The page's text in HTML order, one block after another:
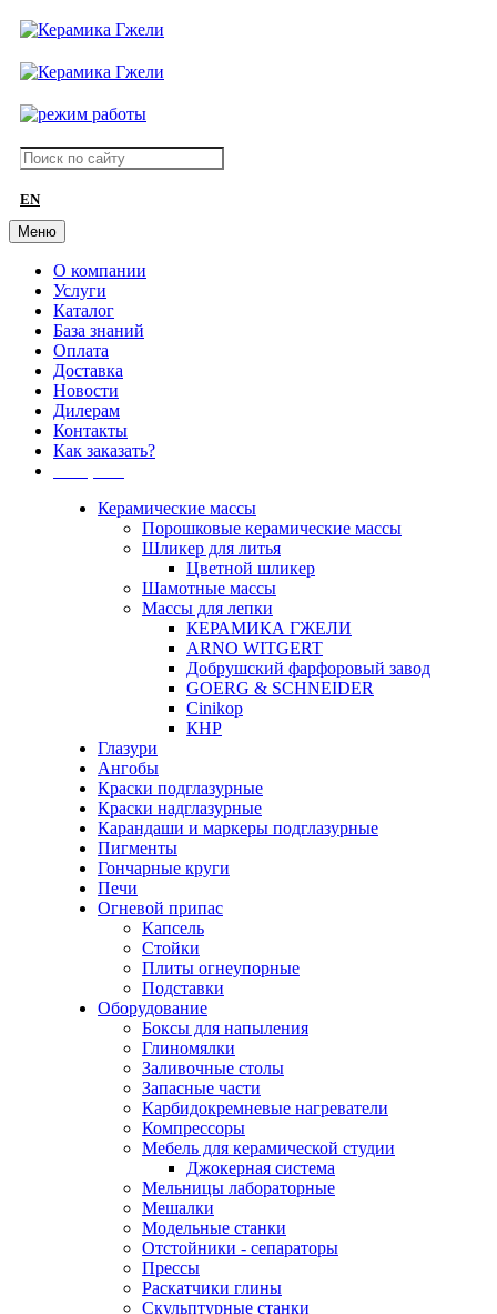
EN
Меню
О компании
Услуги
Каталог
База знаний
Оплата
Доставка
Новости
Дилерам
Контакты
Как заказать?
Керамические массы
Порошковые керамические массы
Шликер для литья
Цветной шликер
Шамотные массы
Массы для лепки
КЕРАМИКА ГЖЕЛИ
ARNO WITGERT
Добрушский фарфоровый завод
GOERG & SCHNEIDER
Cinikop
КНР
Глазури
Ангобы
Краски подглазурные
Краски надглазурные
Карандаши и маркеры подглазурные
Пигменты
Гончарные круги
Печи
Огневой припас
Капсель
Стойки
Плиты огнеупорные
Подставки
Оборудование
Боксы для напыления
Глиномялки
Заливочные столы
Запасные части
Карбидокремневые нагреватели
Компрессоры
Мебель для керамической студии
Джокерная система
Мельницы лабораторные
Мешалки
Модельные станки
Отстойники - сепараторы
Прессы
Раскатчики глины
Скульптурные станки